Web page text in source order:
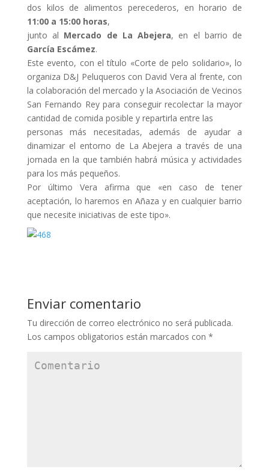
dos kilos de alimentos perecederos, en horario de
11:00 a 15:00 horas,
junto al Mercado de La Abejera, en el barrio de
García Escámez.
Este evento, con el título «Corte de pelo solidario», lo
organiza D&J Peluqueros con David Vera al frente, con
la colaboración del mercado y la Asociación de Vecinos
San Fernando Rey para conseguir recolectar la mayor
cantidad de comida posible y repartirla entre las
personas más necesitadas, además de ayudar a
dinamizar el entorno de La Abejera a través de una
jornada en la que también habrá música y actividades
para los más pequeños.
Por último Vera afirma que «en caso de tener
aceptación, lo haremos en Añaza y en cualquier barrio
que necesite iniciativas de este tipo».
Enviar comentario
Tu dirección de correo electrónico no será publicada.
Los campos obligatorios están marcados con *